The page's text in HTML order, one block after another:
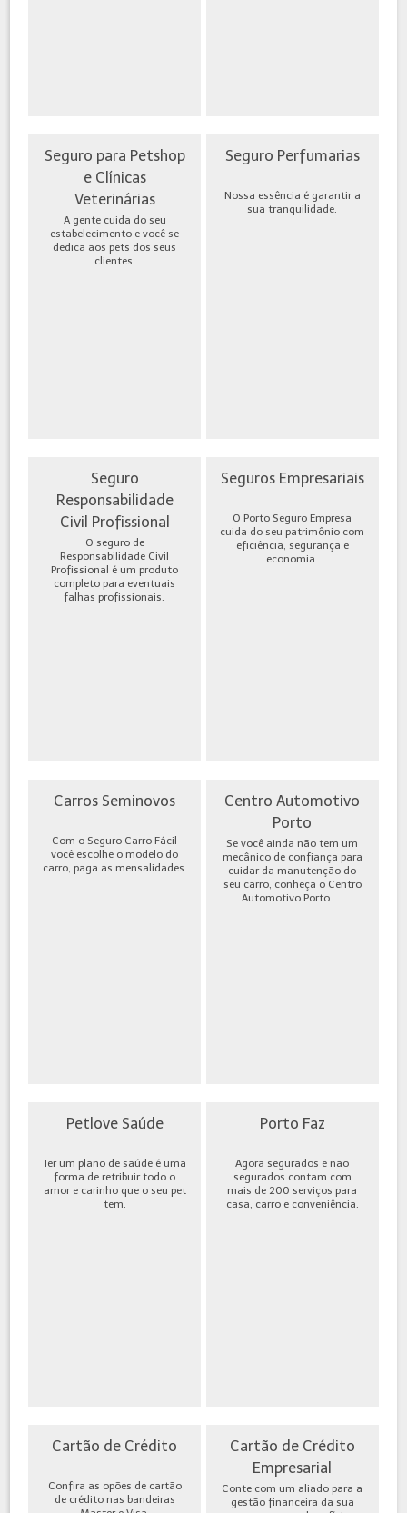
Seguro para Petshop
e Clínicas
Veterinárias
A gente cuida do seu
estabelecimento e você se
dedica aos pets dos seus
clientes.
Seguro Perfumarias
Nossa essência é garantir a
sua tranquilidade.
Seguro
Responsabilidade
Civil Profissional
O seguro de
Responsabilidade Civil
Profissional é um produto
completo para eventuais
falhas profissionais.
Seguros Empresariais
O Porto Seguro Empresa
cuida do seu patrimônio com
eficiência, segurança e
economia.
Carros Seminovos
Com o Seguro Carro Fácil
você escolhe o modelo do
carro, paga as mensalidades.
Centro Automotivo
Porto
Se você ainda não tem um
mecânico de confiança para
cuidar da manutenção do
seu carro, conheça o Centro
Automotivo Porto. ...
Petlove Saúde
Ter um plano de saúde é uma
forma de retribuir todo o
amor e carinho que o seu pet
tem.
Porto Faz
Agora segurados e não
segurados contam com
mais de 200 serviços para
casa, carro e conveniência.
Cartão de Crédito
Confira as opões de cartão
de crédito nas bandeiras
Cartão de Crédito
Empresarial
Conte com um aliado para a
gestão financeira da sua